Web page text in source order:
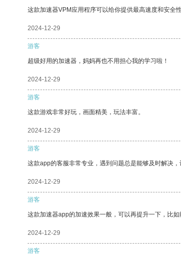
这款加速器VPM应用程序可以给你提供最高速度和安全
2024-12-29
游客
超级好用的加速器，妈妈再也不用担心我的学习啦！
2024-12-29
游客
这款游戏非常好玩，画面精美，玩法丰富。
2024-12-29
游客
这款app的客服非常专业，遇到问题总是能够及时解决，
2024-12-29
游客
这款加速器app的加速效果一般，可以再提升一下，比如
2024-12-29
游客